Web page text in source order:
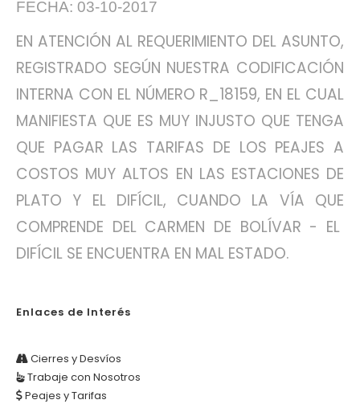
FECHA: 03-10-2017
EN ATENCIÓN AL REQUERIMIENTO DEL ASUNTO,
REGISTRADO SEGÚN NUESTRA CODIFICACIÓN
INTERNA CON EL NÚMERO R_18159, EN EL CUAL
MANIFIESTA QUE ES MUY INJUSTO QUE TENGA
QUE PAGAR LAS TARIFAS DE LOS PEAJES A
COSTOS MUY ALTOS EN LAS ESTACIONES DE
PLATO Y EL DIFÍCIL, CUANDO LA VÍA QUE
COMPRENDE DEL CARMEN DE BOLÍVAR - EL
DIFÍCIL SE ENCUENTRA EN MAL ESTADO.
Enlaces de Interés
Cierres y Desvíos
Trabaje con Nosotros
Peajes y Tarifas